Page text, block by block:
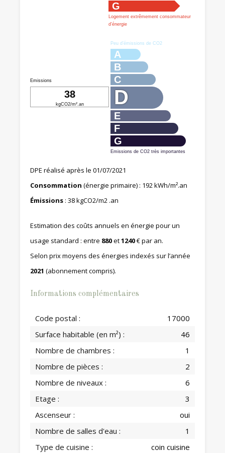
G
Logement extrêmement consommateur
d’énergie
Emissions
38
kgCO2/m².an
Peu d’émissions de CO2
A
B
C
D
E
F
G
Emissions de CO2 très importantes
DPE réalisé après le 01/07/2021
Consommation (énergie primaire) : 192 kWh/m².an
Émissions : 38 kgCO2/m2 .an
Estimation des coûts annuels en énergie pour un
usage standard : entre 880et1240€ par an.
Selon prix moyens des énergies indexés sur l’année
2021 (abonnement compris).
Informations complémentaires
Code postal :
17000
Surface habitable (en m²) :
46
Nombre de chambres :
1
Nombre de pièces :
2
Nombre de niveaux :
6
Etage :
3
Ascenseur :
oui
Nombre de salles d'eau :
1
Type de cuisine :
coin cuisine